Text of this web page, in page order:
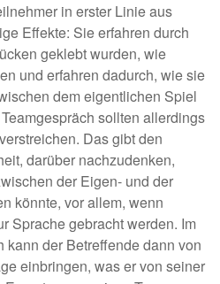
in erster Linie aus
Effekte: Sie erfahren durch
geklebt wurden, wie
und erfahren dadurch, wie sie
dem eigentlichen Spiel
sollten allerdings
Das gibt den
darüber nachzudenken,
der Eigen- und der
könnte, vor allem, wenn
Sprache gebracht werden. Im
der Betreffende dann von
einbringen, was er von seiner